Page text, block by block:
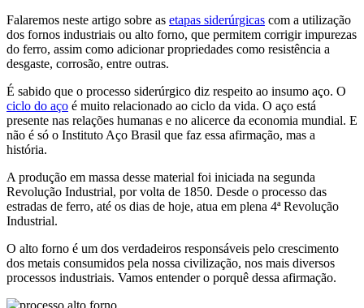
Falaremos neste artigo sobre as etapas siderúrgicas com a utilização
dos fornos industriais ou alto forno, que permitem corrigir impurezas
do ferro, assim como adicionar propriedades como resistência a
desgaste, corrosão, entre outras.
É sabido que o processo siderúrgico diz respeito ao insumo aço. O
ciclo do aço é muito relacionado ao ciclo da vida. O aço está
presente nas relações humanas e no alicerce da economia mundial. E
não é só o Instituto Aço Brasil que faz essa afirmação, mas a
história.
A produção em massa desse material foi iniciada na segunda
Revolução Industrial, por volta de 1850. Desde o processo das
estradas de ferro, até os dias de hoje, atua em plena 4ª Revolução
Industrial.
O alto forno é um dos verdadeiros responsáveis pelo crescimento
dos metais consumidos pela nossa civilização, nos mais diversos
processos industriais. Vamos entender o porquê dessa afirmação.